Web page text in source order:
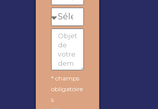
* champs
obligatoire
s